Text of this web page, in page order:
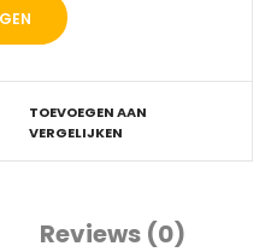
TOEVOEGEN AAN
VERGELIJKEN
Reviews (0)